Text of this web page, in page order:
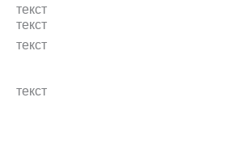
текст
текст
текст
текст